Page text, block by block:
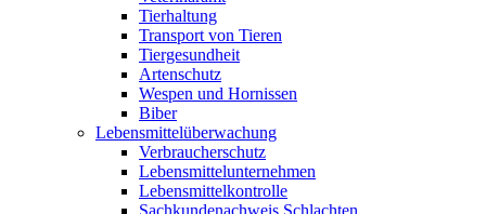
Tierhaltung
Transport von Tieren
Tiergesundheit
Artenschutz
Wespen und Hornissen
Biber
Lebensmittelüberwachung
Verbraucherschutz
Lebensmittelunternehmen
Lebensmittelkontrolle
Sachkundenachweis Schlachten